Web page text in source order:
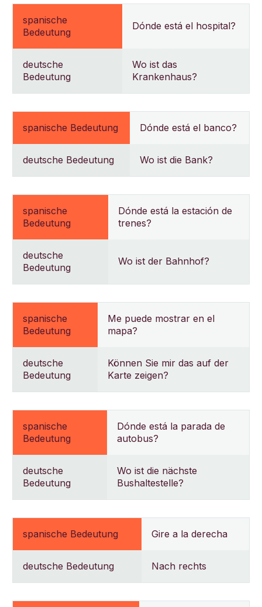
spanische
Bedeutung
Dónde está el hospital?
deutsche
Bedeutung
Wo ist das
Krankenhaus?
spanische Bedeutung Dónde está el banco?
deutsche Bedeutung Wo ist die Bank?
spanische
Bedeutung
Dónde está la estación de
trenes?
deutsche
Bedeutung
Wo ist der Bahnhof?
spanische
Bedeutung
Me puede mostrar en el
mapa?
deutsche
Bedeutung
Können Sie mir das auf der
Karte zeigen?
spanische
Bedeutung
Dónde está la parada de
autobus?
deutsche
Bedeutung
Wo ist die nächste
Bushaltestelle?
spanische Bedeutung Gire a la derecha
deutsche Bedeutung Nach rechts